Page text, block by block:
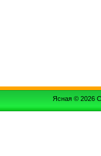
Ясная © 2026